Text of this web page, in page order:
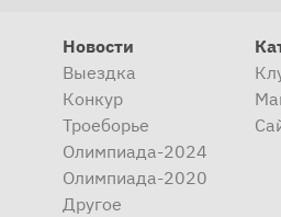
Новости
Выездка
Конкур
Троеборье
Олимпиада-2024
Олимпиада-2020
Другое